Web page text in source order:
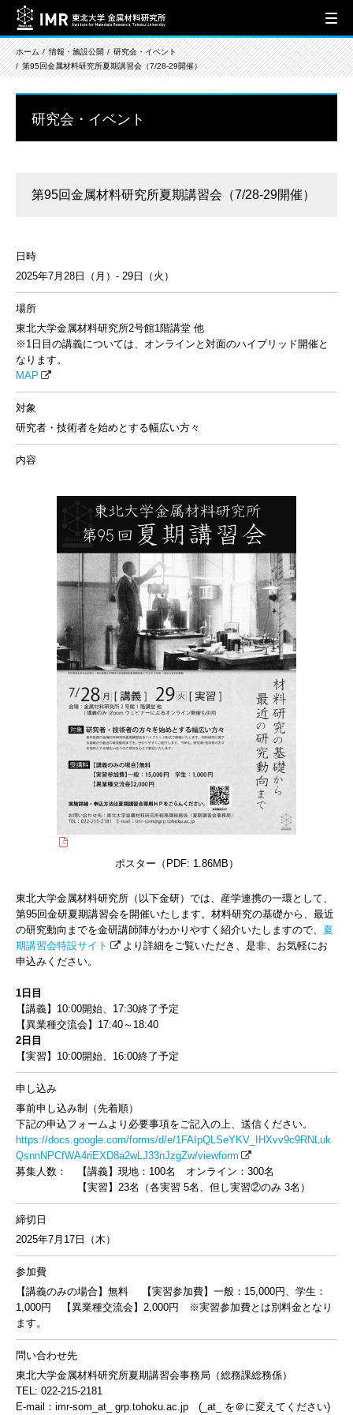
ホーム 情報・施設公開
研究会・イベント
第95回金属材料研究所夏期講習会（7/28-29開催）
研究会・イベント
第95回金属材料研究所夏期講習会（7/28-29開催）
日時
2025年7月28日（月）- 29日（火）
場所
東北大学金属材料研究所2号館1階講堂 他
※1日目の講義については、オンラインと対面のハイブリッド開催と
なります。
MAP
対象
研究者・技術者を始めとする幅広い方々
内容
ポスター（PDF: 1.86MB）
東北大学金属材料研究所（以下金研）では、産学連携の一環として、
第95回金研夏期講習会を開催いたします。材料研究の基礎から、最近
の研究動向までを金研講師陣がわかりやすく紹介いたしますので、 夏
期講習会特設サイト
より詳細をご覧いただき、是非、お気軽にお
申込みください。
1日目
【講義】10:00開始、17:30終了予定
【異業種交流会】17:40～18:40
2日目
【実習】10:00開始、16:00終了予定
申し込み
事前申し込み制（先着順）
下記の申込フォームより必要事項をご記入の上、送信ください。
https://docs.google.com/forms/d/e/1FAIpQLSeYKV_IHXvv9c9RNLuk
QsnnNPCfWA4riEXD8a2wLJ33nJzgZw/viewform
募集人数： 【講義】現地：100名 オンライン：300名
【実習】23名（各実習 5名、但し実習②のみ 3名）
締切日
2025年7月17日（木）
参加費
【講義のみの場合】無料 【実習参加費】一般：15,000円、学生：
1,000円 【異業種交流会】2,000円 ※実習参加費とは別料金となり
ます。
問い合わせ先
東北大学金属材料研究所夏期講習会事務局（総務課総務係）
TEL: 022-215-2181
E-mail：imr-som_at_ grp.tohoku.ac.jp (_at_ を＠に変えてください)